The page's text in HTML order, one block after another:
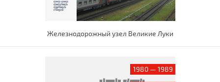
Железнодорожный узел Великие Луки
1980 — 1989